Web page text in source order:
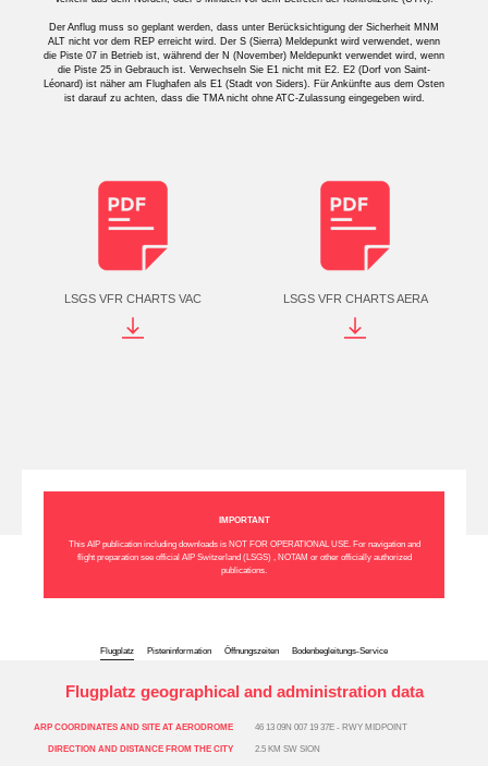
Der Anflug muss so geplant werden, dass unter Berücksichtigung der Sicherheit MNM
ALT nicht vor dem REP erreicht wird. Der S (Sierra) Meldepunkt wird verwendet, wenn
die Piste 07 in Betrieb ist, während der N (November) Meldepunkt verwendet wird, wenn
die Piste 25 in Gebrauch ist. Verwechseln Sie E1 nicht mit E2. E2 (Dorf von Saint-
Léonard) ist näher am Flughafen als E1 (Stadt von Siders). Für Ankünfte aus dem Osten
ist darauf zu achten, dass die TMA nicht ohne ATC-Zulassung eingegeben wird.
LSGS VFR CHARTS VAC LSGS VFR CHARTS AERA
IMPORTANT
This AIP publication including downloads is NOT FOR OPERATIONAL USE. For navigation and
flight preparation see official AIP Switzerland (LSGS) , NOTAM or other officially authorized
publications.
Flugplatz Pisteninformation Öffnungszeiten Bodenbegleitungs-Service
Flugplatz geographical and administration data
ARP COORDINATES AND SITE AT AERODROME 46 13 09N 007 19 37E - RWY MIDPOINT
DIRECTION AND DISTANCE FROM THE CITY 2.5 KM SW SION